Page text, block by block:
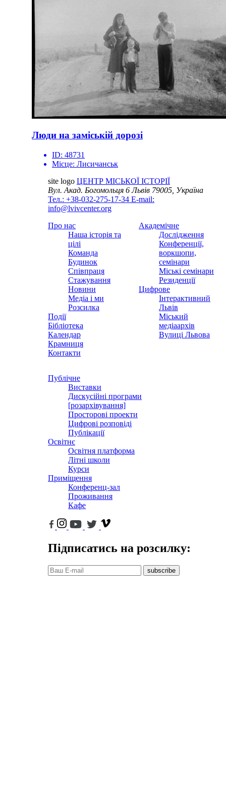
Люди на заміській дорозі
ID: 48731
Місце: Лисичанськ
site logo ЦЕНТР МІСЬКОЇ ІСТОРІЇ
Вул. Акад. Богомольця 6Львів 79005, Україна
Тел.: +38-032-275-17-34 E-mail:
info@lvivcenter.org
Про нас
Наша історія та
цілі
Команда
Будинок
Співпраця
Стажування
Новини
Медіа і ми
Розсилка
Події
Бібліотека
Календар
Крамниця
Контакти
Академічне
Дослідження
Конференції,
воркшопи,
семінари
Міські семінари
Резиденції
Цифрове
Інтерактивний
Львів
Міський
медіаархів
Вулиці Львова
Публічне
Виставки
Дискусійні програми
[розархівування]
Просторові проекти
Цифрові розповіді
Публікації
Освітнє
Освітня платформа
Літні школи
Курси
Приміщення
Конференц-зал
Проживання
Кафе
Підписатись на розсилку:
subscribe